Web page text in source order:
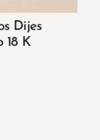
Dijes
18 K